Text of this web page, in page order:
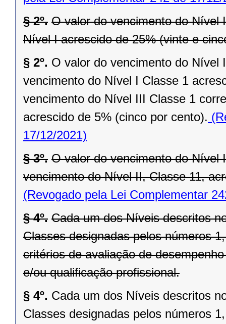
§ 2º. O valor do vencimento do Nível
Nível I acrescido de 25% (vinte e
§ 2º. O valor do vencimento do Nível
vencimento do Nível I Classe 1
vencimento do Nível III Classe 1
acrescido de 5% (cinco por cento).
17/12/2021)
§ 3º. O valor do vencimento do Nível
vencimento do Nível II, Classe 11,
(Revogado pela Lei Complementar
§ 4º. Cada um dos Níveis descritos
Classes designadas pelos números
critérios de avaliação de
e/ou qualificação profissional.
§ 4º. Cada um dos Níveis descritos
Classes designadas pelos números